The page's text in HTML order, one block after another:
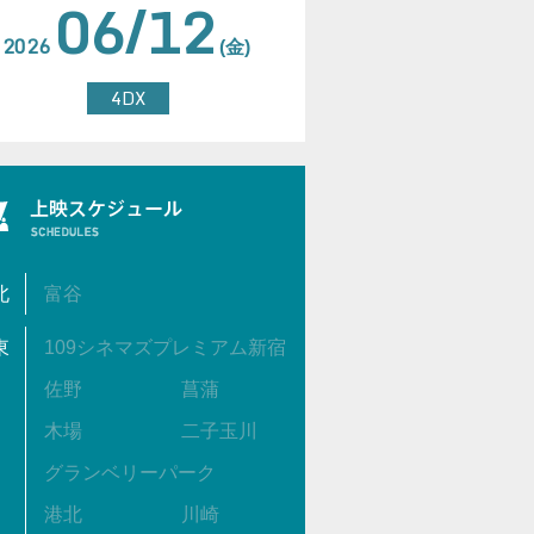
2026 06/12 (金)
4DX
富谷
109シネマズプレミアム新宿
佐野 菖蒲
木場 二子玉川
グランベリーパーク
港北 川崎